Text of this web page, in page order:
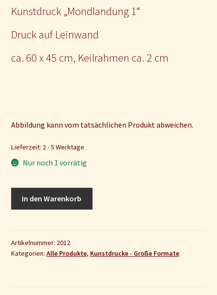
Kunstdruck „Mondlandung 1“
Druck auf Leinwand
ca. 60 x 45 cm, Keilrahmen ca. 2 cm
Abbildung kann vom tatsächlichen Produkt abweichen.
Lieferzeit: 2 - 5 Werktage
Nur noch 1 vorrätig
In den Warenkorb
Artikelnummer: 2012
Kategorien: Alle Produkte, Kunstdrucke - Große Formate